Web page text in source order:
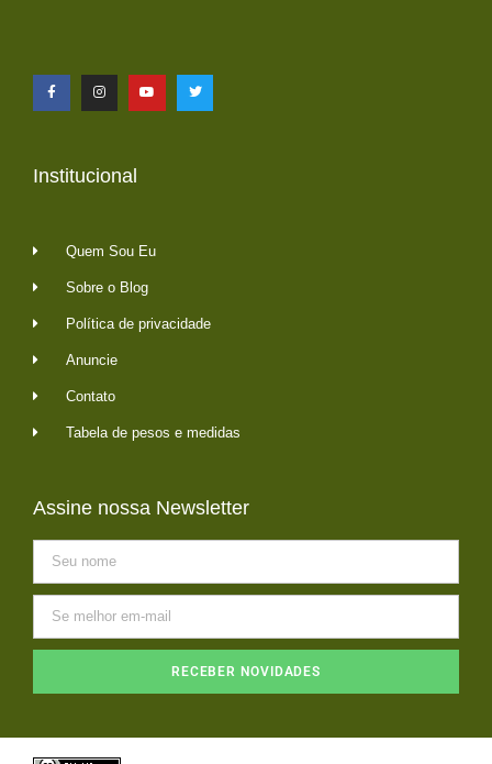
Institucional
Quem Sou Eu
Sobre o Blog
Política de privacidade
Anuncie
Contato
Tabela de pesos e medidas
Assine nossa Newsletter
RECEBER NOVIDADES